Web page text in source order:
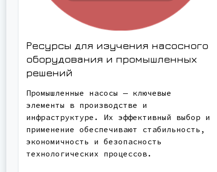
Ресурсы для изучения насосного
оборудования и промышленных
решений
Промышленные насосы — ключевые
элементы в производстве и
инфраструктуре. Их эффективный выбор и
применение обеспечивают стабильность,
экономичность и безопасность
технологических процессов.